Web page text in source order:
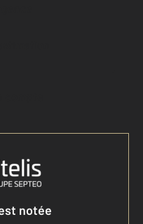
compte
notée